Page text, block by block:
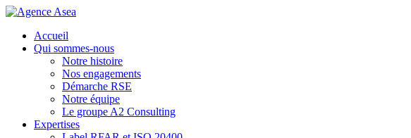
Accueil
Qui sommes-nous
Notre histoire
Nos engagements
Démarche RSE
Notre équipe
Le groupe A2 Consulting
Expertises